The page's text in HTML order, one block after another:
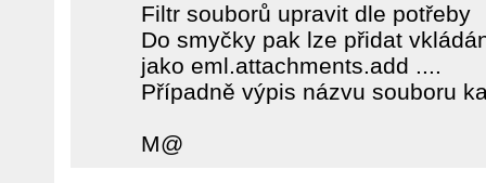
Filtr souborů upravit dle potřeby
Do smyčky pak lze přidat
jako eml.attachments.add ....
Případně výpis názvu souboru
M@